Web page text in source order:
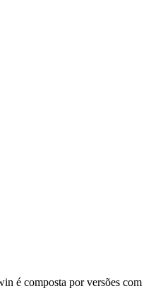
é composta por versões com